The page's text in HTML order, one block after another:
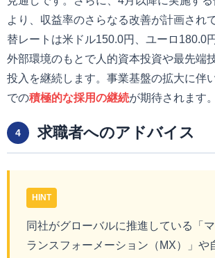
より、収益率のさらなる改善が計画され
替レートは米ドル150.0円、ユーロ180.0
外部環境のもとで人的資本投資や最先端
投入を継続します。事業基盤の拡大に伴
での積極的な採用の継続が期待されます。
4 求職者へのアドバイス
HINT
同社がグローバルに推進している「
ランスフォーメーション（MX）」や